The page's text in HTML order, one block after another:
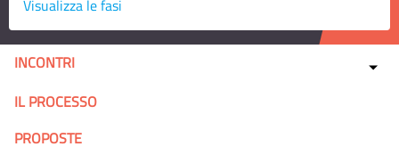
Visualizza le fasi
INCONTRI
IL PROCESSO
PROPOSTE